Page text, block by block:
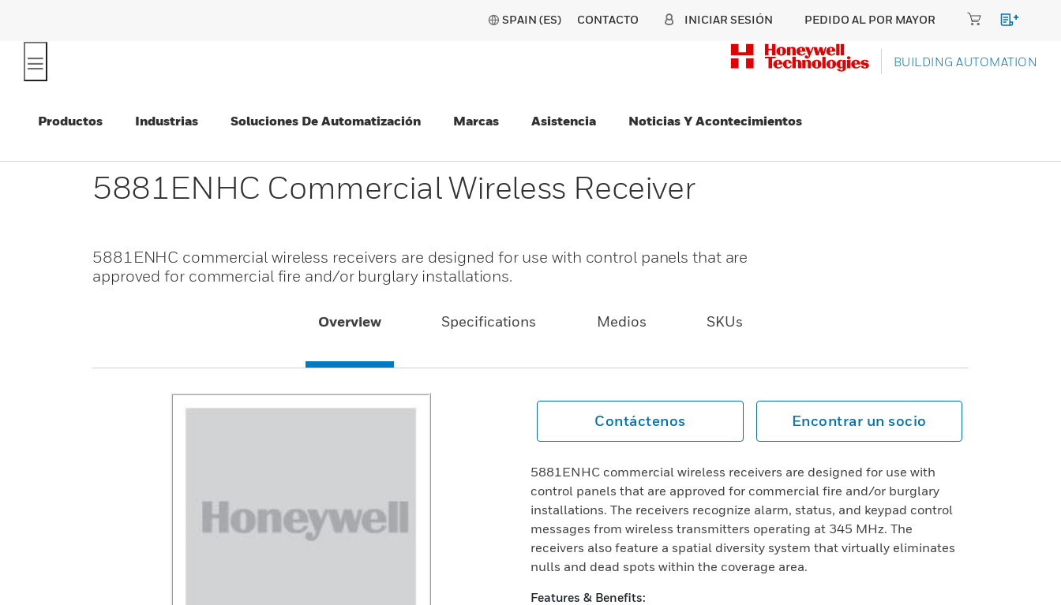
SPAIN (ES) CONTACTO INICIAR SESIÓN PEDIDO AL POR MAYOR
BUILDING AUTOMATION
Productos Industrias Soluciones De Automatización Marcas Asistencia Noticias Y Acontecimientos
5881ENHC Commercial Wireless Receiver
5881ENHC commercial wireless receivers are designed for use with control panels that are
approved for commercial fire and/or burglary installations.
Overview Specifications Medios SKUs
Contáctenos Encontrar un socio
5881ENHC commercial wireless receivers are designed for use with
control panels that are approved for commercial fire and/or burglary
installations. The receivers recognize alarm, status, and keypad control
messages from wireless transmitters operating at 345 MHz. The
receivers also feature a spatial diversity system that virtually eliminates
nulls and dead spots within the coverage area.
Features & Benefits: